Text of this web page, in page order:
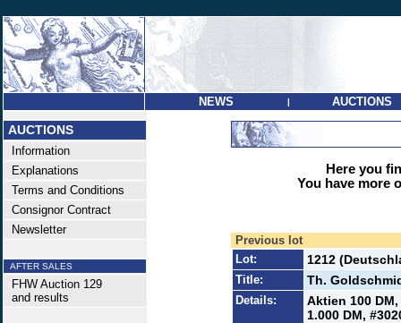
NEWS | AUCTIONS
AUCTIONS
Information
Explanations
Terms and Conditions
Consignor Contract
Newsletter
AFTER SALES
FHW Auction 129
and results
Here you
You have more
Previous lot
Lot:
1212
Title: Th.
Details:
Aktien 100 DM,
1.000 DM,